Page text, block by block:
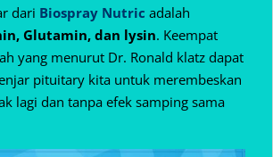
dari Biospray Nutric adalah
Glutamin, dan lysin. Keempat
yang menurut Dr. Ronald klatz dapat
pituitary kita untuk merembeskan
lagi dan tanpa efek samping sama